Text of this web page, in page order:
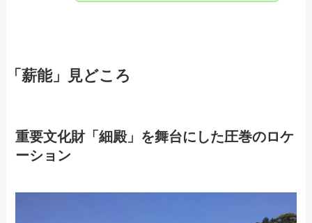
「薪能」見どころ
重要文化財「細殿」を舞台にした圧巻のロケ
ーション